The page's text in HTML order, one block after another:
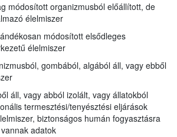
módosított organizmusból előállított, de
élelmiszer
módosított elsődleges
élelmiszer
gombából, algából áll, vagy ebből
áll, vagy abból izolált, vagy állatokból
termesztési/tenyésztési eljárások
biztonságos humán fogyasztásra
adatok